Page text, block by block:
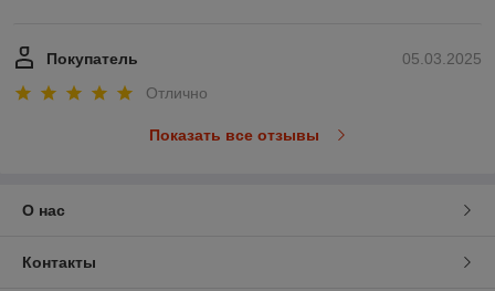
05.03.2025
Покупатель
Отлично
Показать все отзывы
О нас
Контакты